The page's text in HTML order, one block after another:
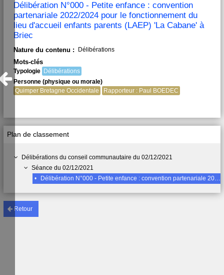
Retour
Plan de classement
Délibérations du conseil communautaire du 02/12/2021
Séance du 02/12/2021
•
Délibération N°000 - Petite enfance : convention partenariale 2022/2024 pour le fonctionnement du lieu d'accueil enfants parents (LAEP) 'La Cabane' à Briec
Délibération N°000 - Petite enfance : convention
partenariale 2022/2024 pour le fonctionnement du
lieu d'accueil enfants parents (LAEP) 'La Cabane' à
Briec
Nature du contenu : Délibérations
Mots-clés
Typologie Délibérations
Personne (physique ou morale)
Quimper Bretagne Occidentale
Rapporteur : Paul BOEDEC